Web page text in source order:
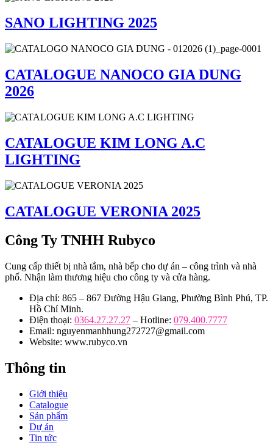
SANO LIGHTING 2025
CATALOGUE NANOCO GIA DUNG
2026
CATALOGUE KIM LONG A.C
LIGHTING
CATALOGUE VERONIA 2025
Công Ty TNHH Rubyco
Cung cấp thiết bị nhà tắm, nhà bếp cho dự án – công trình và nhà
phố. Nhận làm thương hiệu cho công ty và cửa hàng.
Địa chỉ: 865 – 867 Đường Hậu Giang, Phường Bình Phú, TP.
Hồ Chí Minh.
Điện thoại: 0364.27.27.27 – Hotline: 079.400.7777
Email: nguyenmanhhung272727@gmail.com
Website: www.rubyco.vn
Thông tin
Giới thiệu
Catalogue
Sản phẩm
Dự án
Tin tức